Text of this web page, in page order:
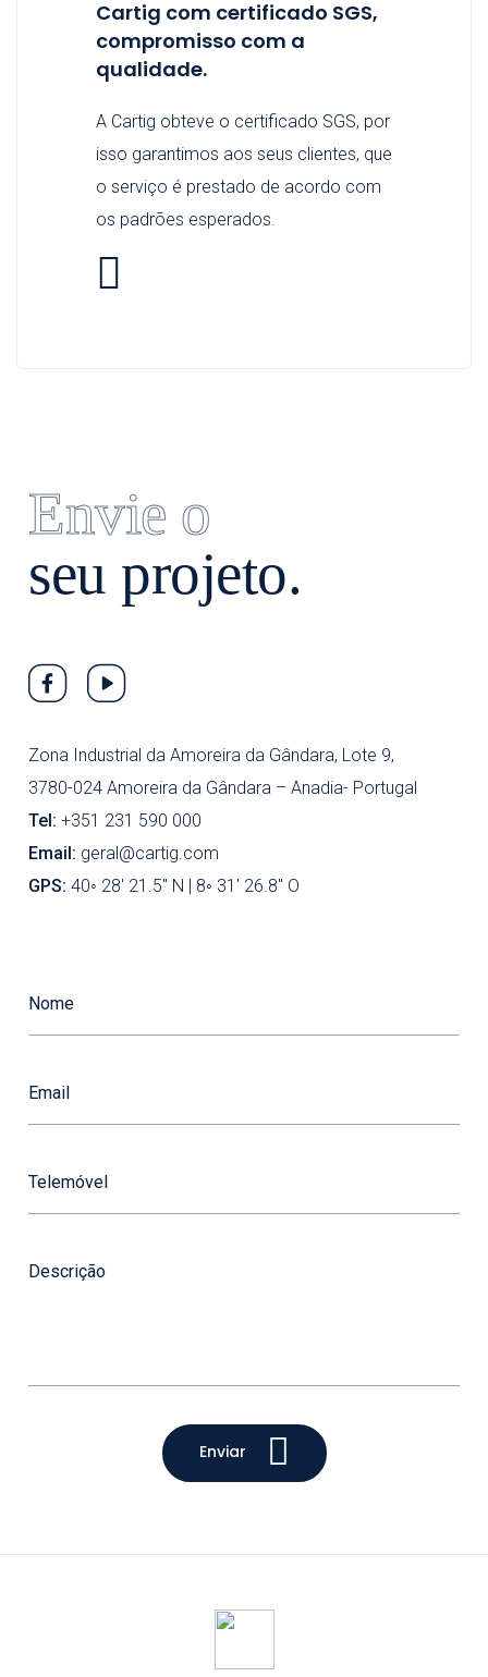
Cartig com certificado SGS,
compromisso com a
qualidade.
A Cartig obteve o certificado SGS, por
isso garantimos aos seus clientes, que
o serviço é prestado de acordo com
os padrões esperados.
Envie o
seu projeto.
Zona Industrial da Amoreira da Gândara, Lote 9,
3780-024 Amoreira da Gândara – Anadia- Portugal
Tel: +351 231 590 000
Email: geral@cartig.com
GPS: 40◦ 28' 21.5'' N | 8◦ 31' 26.8'' O
Enviar